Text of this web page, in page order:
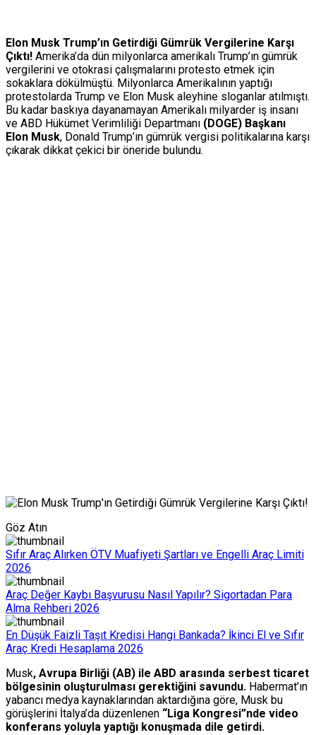
Elon Musk Trump’ın Getirdiği Gümrük Vergilerine Karşı
Çıktı! Amerika’da dün milyonlarca amerikalı Trump’ın gümrük
vergilerini ve otokrasi çalışmalarını protesto etmek için
sokaklara dökülmüştü. Milyonlarca Amerikalının yaptığı
protestolarda Trump ve Elon Musk aleyhine sloganlar atılmıştı.
Bu kadar baskıya dayanamayan Amerikalı milyarder iş insanı
ve ABD Hükümet Verimliliği Departmanı (DOGE) Başkanı
Elon Musk, Donald Trump’ın gümrük vergisi politikalarına karşı
çıkarak dikkat çekici bir öneride bulundu.
Göz Atın
Sıfır Araç Alırken ÖTV Muafiyeti Şartları ve Engelli Araç Limiti
2026
Araç Değer Kaybı Başvurusu Nasıl Yapılır? Sigortadan Para
Alma Rehberi 2026
En Düşük Faizli Taşıt Kredisi Hangi Bankada? İkinci El ve Sıfır
Araç Kredi Hesaplama 2026
Musk, Avrupa Birliği (AB) ile ABD arasında serbest ticaret
bölgesinin oluşturulması gerektiğini savundu. Habermat’ın
yabancı medya kaynaklarından aktardığına göre, Musk bu
görüşlerini İtalya’da düzenlenen “Liga Kongresi”nde video
konferans yoluyla yaptığı konuşmada dile getirdi.